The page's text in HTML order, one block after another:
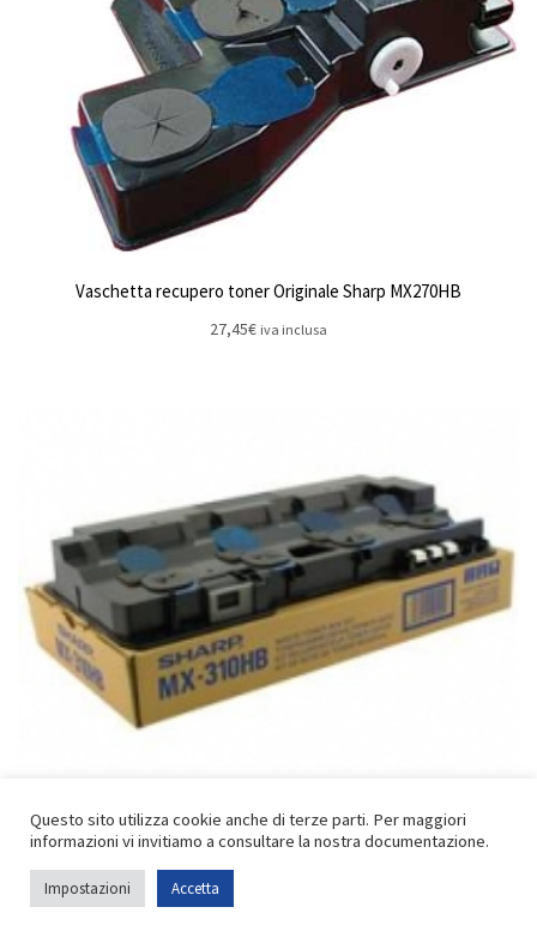
Vaschetta recupero toner Originale Sharp MX270HB
27,45€ iva inclusa
Vaschetta recupero toner Originale Sharp MX310HB
36,60€ iva inclusa
Questo sito utilizza cookie anche di terze parti. Per maggiori
informazioni vi invitiamo a consultare la nostra documentazione.
Impostazioni Accetta